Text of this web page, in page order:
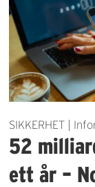
SIKKERHET |
52
ett år –